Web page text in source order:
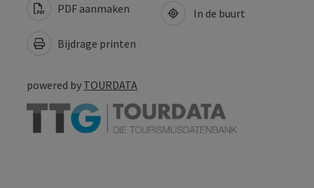
PDF aanmaken
Bijdrage printen
In de buurt
powered by TOURDATA